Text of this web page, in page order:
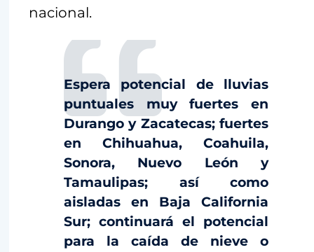
nacional.
Espera potencial de lluvias
puntuales muy fuertes en
Durango y Zacatecas; fuertes
en Chihuahua, Coahuila,
Sonora, Nuevo León y
Tamaulipas; así como
aisladas en Baja California
Sur; continuará el potencial
para la caída de nieve o